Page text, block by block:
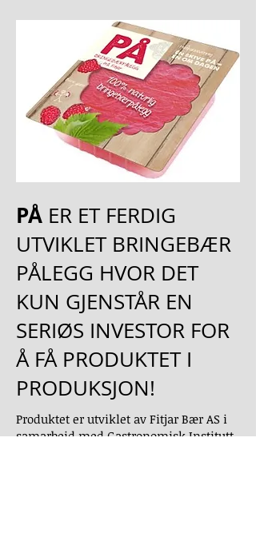
PÅ ER ET FERDIG
UTVIKLET BRINGEBÆR
PÅLEGG HVOR DET
KUN GJENSTÅR EN
SERIØS INVESTOR FOR
Å FÅ PRODUKTET I
PRODUKSJON!
Produktet er utviklet av Fitjar Bær AS i
samarbeid med Gastronomisk Institutt.